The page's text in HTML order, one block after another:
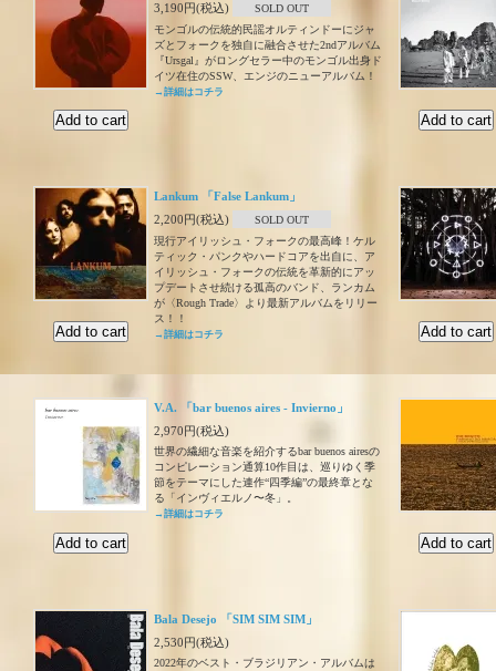
3,190円(税込)
SOLD OUT
モンゴルの伝統的民謡オルティンドーにジャ
ズとフォークを独自に融合させた2ndアルバム
『Ursgal』がロングセラー中のモンゴル出身ド
イツ在住のSSW、エンジのニューアルバム！
→詳細はコチラ
Lankum 「False Lankum」
2,200円(税込)
SOLD OUT
現行アイリッシュ・フォークの最高峰！ケル
ティック・パンクやハードコアを出自に、ア
イリッシュ・フォークの伝統を革新的にアッ
プデートさせ続ける孤高のバンド、ランカム
が〈Rough Trade〉より最新アルバムをリリー
ス！！
→詳細はコチラ
V.A. 「bar buenos aires - Invierno」
2,970円(税込)
世界の繊細な音楽を紹介するbar buenos airesの
コンピレーション通算10作目は、巡りゆく季
節をテーマにした連作“四季編”の最終章とな
る「インヴィエルノ〜冬」。
→詳細はコチラ
Bala Desejo 「SIM SIM SIM」
2,530円(税込)
2022年のベスト・ブラジリアン・アルバムは